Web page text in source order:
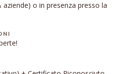
aziende) o in presenza presso la